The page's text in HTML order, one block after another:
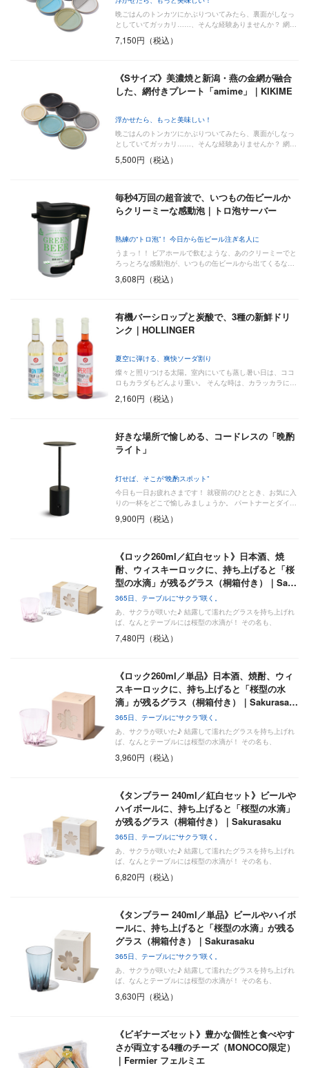
晩ごはんのトンカツにかぶりついてみたら、裏面がしなっ
としていてガッカリ……、そんな経験ありませんか？ 網…
7,150円（税込）
《Sサイズ》美濃焼と新潟・燕の金網が融合
した、網付きプレート「amime」｜KIKIME
浮かせたら、もっと美味しい！
晩ごはんのトンカツにかぶりついてみたら、裏面がしなっ
としていてガッカリ……、そんな経験ありませんか？ 網…
5,500円（税込）
毎秒4万回の超音波で、いつもの缶ビールか
らクリーミーな感動泡｜トロ泡サーバー
熟練の“トロ泡”！ 今日から缶ビール注ぎ名人に
うまっ！！ ビアホールで飲むような、あのクリーミーでと
ろっとろな感動泡が、いつもの缶ビールから出てくるな…
3,608円（税込）
有機バーシロップと炭酸で、3種の新鮮ドリ
ンク｜HOLLINGER
夏空に弾ける、爽快ソーダ割り
燦々と照りつける太陽。室内にいても蒸し暑い日は、ココ
ロもカラダもどんより重い。 そんな時は、カラッカラに…
2,160円（税込）
好きな場所で愉しめる、コードレスの「晩酌
ライト」
灯せば、そこが“晩酌スポット”
今日も一日お疲れさまです！ 就寝前のひととき、お気に入
りの一杯をどこで愉しみましょうか。 パートナーとダイ…
9,900円（税込）
《ロック260ml／紅白セット》日本酒、焼
酎、ウィスキーロックに、持ち上げると「桜
型の水滴」が残るグラス（桐箱付き）｜Sa…
365日、テーブルに“サクラ”咲く。
あ、サクラが咲いた♪ 結露して濡れたグラスを持ち上げれ
ば、なんとテーブルには桜型の水滴が！ その名も、
7,480円（税込）
《ロック260ml／単品》日本酒、焼酎、ウィ
スキーロックに、持ち上げると「桜型の水
滴」が残るグラス（桐箱付き）｜Sakurasa…
365日、テーブルに“サクラ”咲く。
あ、サクラが咲いた♪ 結露して濡れたグラスを持ち上げれ
ば、なんとテーブルには桜型の水滴が！ その名も、
『Sa…
3,960円（税込）
《タンブラー 240ml／紅白セット》ビールや
ハイボールに、持ち上げると「桜型の水滴」
が残るグラス（桐箱付き）｜Sakurasaku
365日、テーブルに“サクラ”咲く。
あ、サクラが咲いた♪ 結露して濡れたグラスを持ち上げれ
ば、なんとテーブルには桜型の水滴が！ その名も、
『Sa…
6,820円（税込）
《タンブラー 240ml／単品》ビールやハイボ
ールに、持ち上げると「桜型の水滴」が残る
グラス（桐箱付き）｜Sakurasaku
365日、テーブルに“サクラ”咲く。
あ、サクラが咲いた♪ 結露して濡れたグラスを持ち上げれ
ば、なんとテーブルには桜型の水滴が！ その名も、
『Sa…
3,630円（税込）
《ビギナーズセット》豊かな個性と食べやす
さが両立する4種のチーズ（MONOCO限定）
｜Fermier フェルミエ